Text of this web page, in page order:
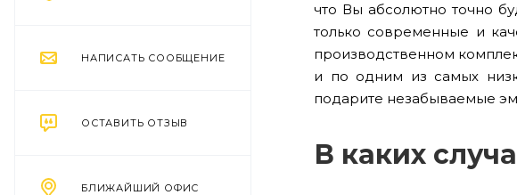
НАПИСАТЬ СООБЩЕНИЕ
ОСТАВИТЬ ОТЗЫВ
БЛИЖАЙШИЙ ОФИС
что Вы абсолютно точно
только современные и
производственном
и по одним из самых
подарите незабываемые
В каких